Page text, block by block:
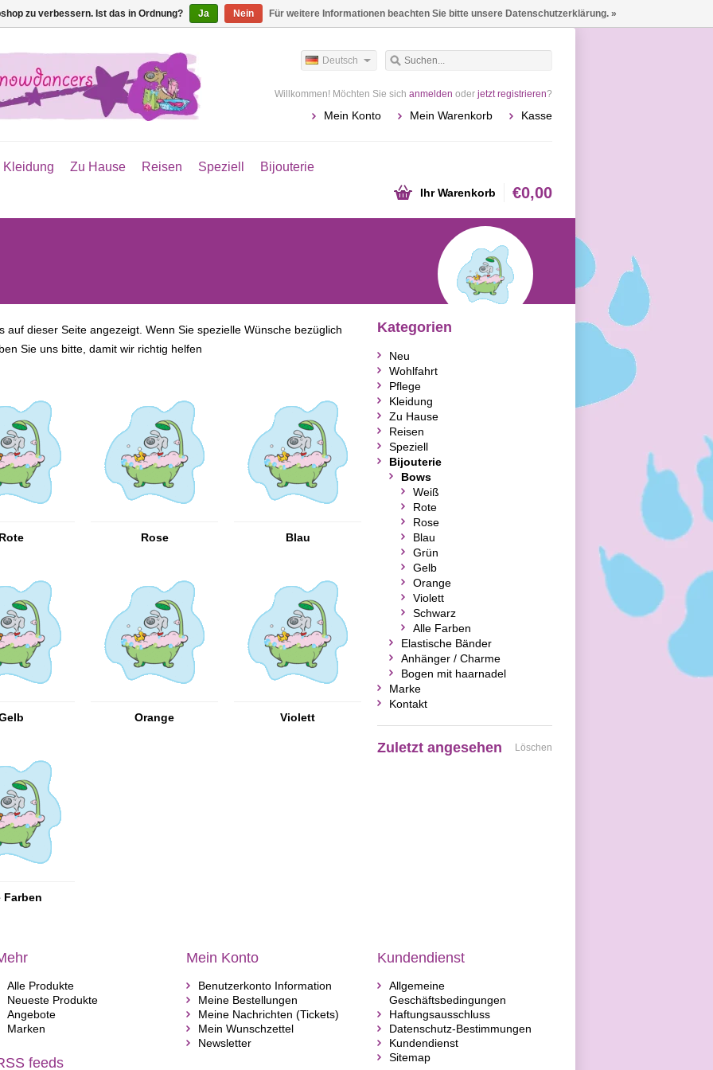
Deutsch
Willkommen! Möchten Sie sich anmelden oder jetzt registrieren?
Mein Konto Mein Warenkorb Kasse
Kleidung Zu Hause Reisen Speziell Bijouterie
Ihr Warenkorb €0,00
auf dieser Seite angezeigt. Wenn Sie spezielle Wünsche bezüglich
Sie uns bitte, damit wir richtig helfen
Rose Blau
Orange Violett
Farben
Kategorien
Neu
Wohlfahrt
Pflege
Kleidung
Zu Hause
Reisen
Speziell
Bijouterie
Bows
Weiß
Rote
Rose
Blau
Grün
Gelb
Orange
Violett
Schwarz
Alle Farben
Elastische Bänder
Anhänger / Charme
Bogen mit haarnadel
Marke
Kontakt
Zuletzt angesehen Löschen
Alle Produkte
Neueste Produkte
Angebote
Marken
feeds
Mein Konto
Benutzerkonto Information
Meine Bestellungen
Meine Nachrichten (Tickets)
Mein Wunschzettel
Newsletter
Kundendienst
Allgemeine
Geschäftsbedingungen
Haftungsausschluss
Datenschutz-Bestimmungen
Kundendienst
Sitemap
zu verbessern. Ist das in Ordnung? Ja Nein Für weitere Informationen beachten Sie bitte unsere Datenschutzerklärung. »